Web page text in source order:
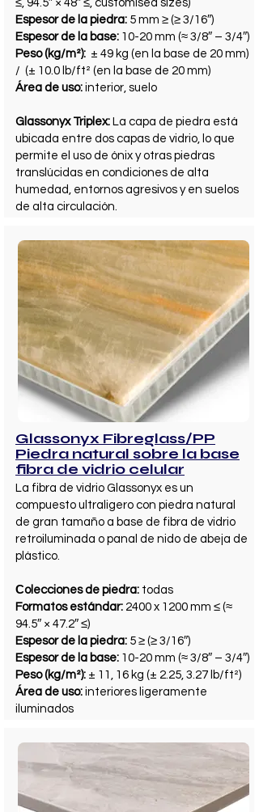
≤, 94.5″ × 48″ ≤, customised sizes)
Espesor de la piedra: 5 mm ≥ (≥ 3/16″)
Espesor de la base: 10-20 mm (≈ 3/8″ – 3/4″)
Peso (kg/m²): ± 49 kg (en la base de 20 mm)
/ (± 10.0 lb/ft² (en la base de 20 mm)
Área de uso: interior, suelo
Glassonyx Triplex: La capa de piedra está
ubicada entre dos capas de vidrio, lo que
permite el uso de ónix y otras piedras
translúcidas en condiciones de alta
humedad, entornos agresivos y en suelos
de alta circulación.
Glassonyx Fibreglass/PP
Piedra natural sobre la base
fibra de vidrio celular
La fibra de vidrio Glassonyx es un
compuesto ultraligero con piedra natural
de gran tamaño a base de fibra de vidrio
retroiluminada o panal de nido de abeja de
plástico.
Сolecciones de piedra: todas
Formatos estándar: 2400 x 1200 mm ≤ (≈
94.5″ × 47.2″ ≤)
Espesor de la piedra: 5 ≥ (≥ 3/16″)
Espesor de la base: 10-20 mm (≈ 3/8″ – 3/4″)
Peso (kg/m²): ± 11, 16 kg (± 2.25, 3.27 lb/ft²)
Área de uso: interiores ligeramente
iluminados